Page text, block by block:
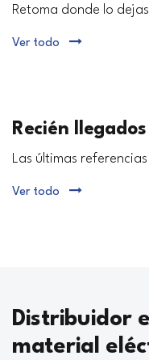
Retoma donde lo
Ver todo
Recién llegados
Las últimas
Ver todo
Distribuidor
material